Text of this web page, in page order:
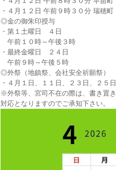
・４月１２日 午前９時３０分 瑞穂町
◎金の御朱印授与
・第１土曜日 ４日
午前１０時～午後３時
・最終金曜日 ２４日
午前９時～午後５時
◎外祭（地鎮祭、会社安全祈願祭）
・４月１日、１１日、２３日、２５日
※外祭等、宮司不在の際は、書き置き
対応となりますのでご承知下さい。